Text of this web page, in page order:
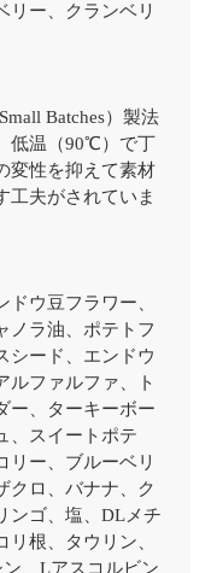
リー、クランベリ
Batches）製法
低温（90℃）で丁
変性を抑えて素材
工夫がされていま
ウ豆フラワー、
ノラ油、ポテトフ
シード、エンドウ
ルファルファ、ト
ー、ターキーボー
、スイートポテ
リー、ブルーベリ
クロ、バナナ、ク
ンゴ、塩、DLメチ
根、タウリン、
、Lアスコルビン